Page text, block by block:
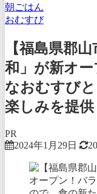
朝ごはん
おむすび
【福島県郡
和」が新オ
なおむすび
楽しみを提供
PR
2024年1月29日